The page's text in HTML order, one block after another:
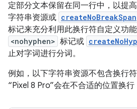
定部分文本保留在同一行中，以提
字符串资源或 createNoBreakSpan
标记来充分利用此换行符自定义功
<nohyphen> 标记或
止对字词进行分词。
例如，以下字符串资源不包含换行
“Pixel 8 Pro”会在不合适的位置换行